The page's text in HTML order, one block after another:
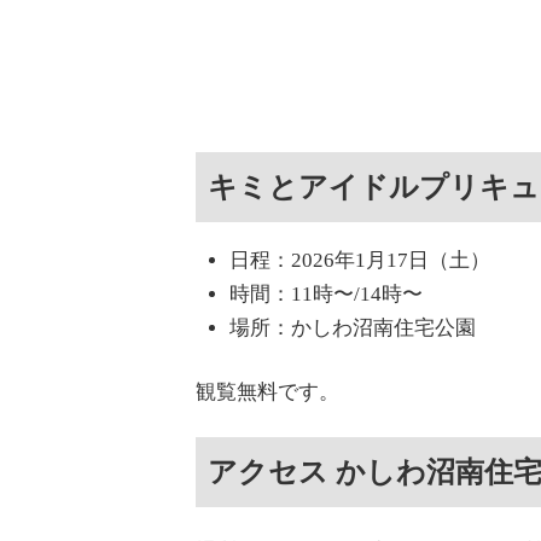
キミとアイドルプリキ
日程：2026年1月17日（土）
時間：11時〜/14時〜
場所：かしわ沼南住宅公園
観覧無料です。
アクセス かしわ沼南住